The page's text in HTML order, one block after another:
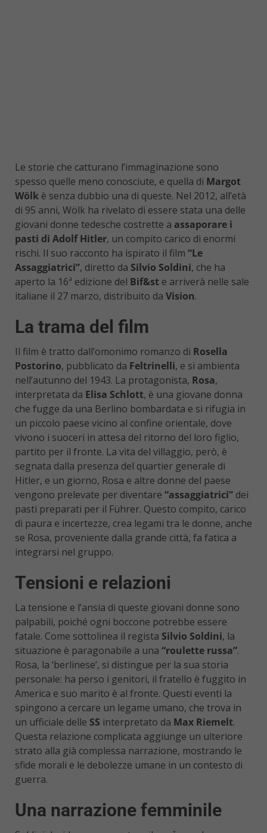
Le storie che catturano l’immaginazione sono
spesso quelle meno conosciute, e quella di Margot
Wölk è senza dubbio una di queste. Nel 2012, all’età
di 95 anni, Wölk ha rivelato di essere stata una delle
giovani donne tedesche costrette a assaporare i
pasti di Adolf Hitler, un compito carico di enormi
rischi. Il suo racconto ha ispirato il film “Le
Assaggiatrici”, diretto da Silvio Soldini, che ha
aperto la 16ª edizione del Bif&st e arriverà nelle sale
italiane il 27 marzo, distribuito da Vision.
La trama del film
Il film è tratto dall’omonimo romanzo di Rosella
Postorino, pubblicato da Feltrinelli, e si ambienta
nell’autunno del 1943. La protagonista, Rosa,
interpretata da Elisa Schlott, è una giovane donna
che fugge da una Berlino bombardata e si rifugia in
un piccolo paese vicino al confine orientale, dove
vivono i suoceri in attesa del ritorno del loro figlio,
partito per il fronte. La vita del villaggio, però, è
segnata dalla presenza del quartier generale di
Hitler, e un giorno, Rosa e altre donne del paese
vengono prelevate per diventare “assaggiatrici” dei
pasti preparati per il Führer. Questo compito, carico
di paura e incertezze, crea legami tra le donne, anche
se Rosa, proveniente dalla grande città, fa fatica a
integrarsi nel gruppo.
Tensioni e relazioni
La tensione e l’ansia di queste giovani donne sono
palpabili, poiché ogni boccone potrebbe essere
fatale. Come sottolinea il regista Silvio Soldini, la
situazione è paragonabile a una “roulette russa”.
Rosa, la ‘berlinese’, si distingue per la sua storia
personale: ha perso i genitori, il fratello è fuggito in
America e suo marito è al fronte. Questi eventi la
spingono a cercare un legame umano, che trova in
un ufficiale delle SS interpretato da Max Riemelt.
Questa relazione complicata aggiunge un ulteriore
strato alla già complessa narrazione, mostrando le
sfide morali e le debolezze umane in un contesto di
guerra.
Una narrazione femminile